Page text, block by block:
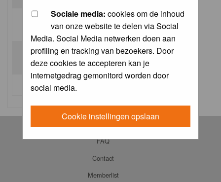
Sociale media: cookies om de inhoud
van onze website te delen via Social
Media. Social Media netwerken doen aan
profiling en tracking van bezoekers. Door
deze cookies te accepteren kan je
internetgedrag gemonitord worden door
social media.
Cookie instellingen opslaan
Log me on automatically each visit:
I forgot my password
FAQ
Contact
Memberlist